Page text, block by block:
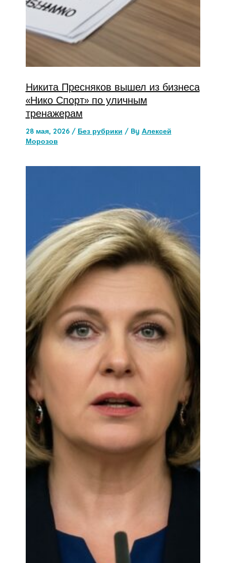
Никита Пресняков вышел из бизнеса
«Нико Спорт» по уличным
тренажерам
28 мая, 2026 / Без рубрики / By Алексей
Морозов